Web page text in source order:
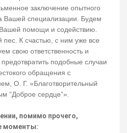
заключение опытного
Вашей специализации. Будем
помощи и содействию.
К счастью, с ним уже все
свою ответственность и
подобные случаи
обращения с
О. Г. «Благотворительный
“Доброе сердце”».
помимо прочего,
моменты: